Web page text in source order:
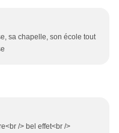
sa chapelle, son école tout
/> bel effet<br />